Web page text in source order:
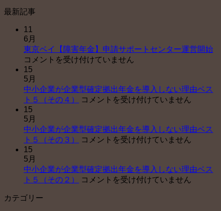
最新記事
11
6月
東京ベイ【障害年金】申請サポートセンター運営開始東
申
ー
コメントを受け付けていません
15
5月
中小企業が企業型確定拠出年金を導入しない理由ベス
ト５（その４）
中
業
が
型
確
コメントを受け付けていません
15
5月
中小企業が企業型確定拠出年金を導入しない理由ベス
ト５（その３）
中
業
が
コメントを受け付けていません
15
5月
中小企業が企業型確定拠出年金を導入しない理由ベス
ト５（その２）
中
コメントを受け付けていません
カテゴリー